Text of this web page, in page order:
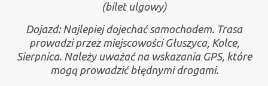
(bilet ulgowy)
Dojazd: Najlepiej dojechać samochodem. Trasa
prowadzi przez miejscowości Głuszyca, Kolce,
Sierpnica. Należy uważać na wskazania GPS, które
mogą prowadzić błędnymi drogami.